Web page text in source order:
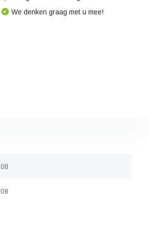
We denken graag met u mee!